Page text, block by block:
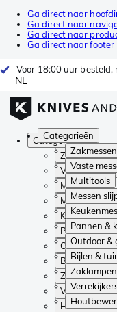
Ga direct naar
Ga direct naar
Ga direct naar
Ga direct naar footer
Voor 18:00 uur besteld,
NL
Categorieën
Zakmessen
Vaste
Multitools
Messen
Pannen &
Outdoor &
Bijlen &
Categorieën
Zakmessen
Vaste messen
Multitools
Messen
Pannen &
Outdoor &
Bijlen &
Zaklampen
Verrekijkers